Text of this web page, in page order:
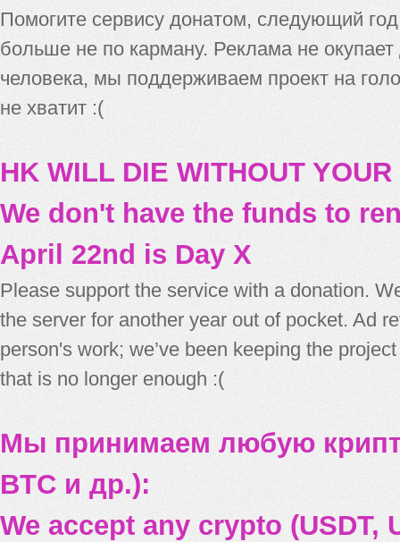
Помогите сервису донатом, следующий
больше не по карману. Реклама не
человека, мы поддерживаем проект на
не хватит :(
HK WILL DIE WITHOUT
We don't have the funds to
April 22nd is Day X
Please support the service with a donation.
the server for another year out of pocket. Ad
person's work; we’ve been keeping the
that is no longer enough :(
Мы принимаем любую
BTC и др.):
We accept any crypto (USDT,